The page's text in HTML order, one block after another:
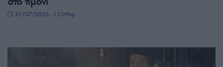
31/07/2026 - 12:09πμ